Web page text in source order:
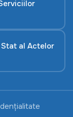
al Actelor